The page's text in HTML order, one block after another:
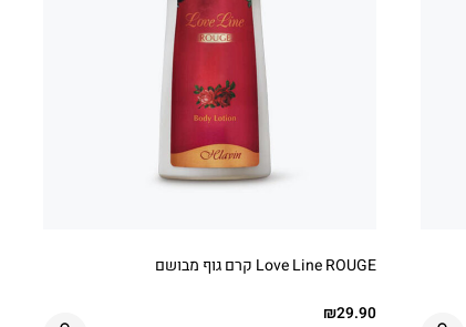
Love Line ROUGE קרם גוף מבושם
₪29.90